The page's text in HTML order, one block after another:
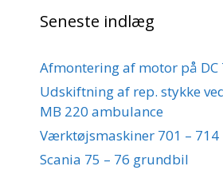
Seneste indlæg
Afmontering af motor på DC
Udskiftning af rep. stykke
MB 220 ambulance
Værktøjsmaskiner 701 – 714
Scania 75 – 76 grundbil